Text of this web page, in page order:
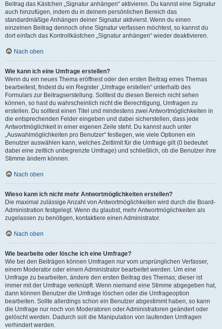
Beitrag das Kästchen „Signatur anhängen“ aktivieren. Du kannst eine Signatur
auch hinzufügen, indem du in deinem persönlichen Bereich das
standardmäßige Anhängen deiner Signatur aktivierst. Wenn du einen
einzelnen Beitrag dennoch ohne Signatur verfassen möchtest, so kannst du
dort einfach das Kontrollkästchen „Signatur anhängen“ wieder deaktivieren.
Nach oben
Wie kann ich eine Umfrage erstellen?
Wenn du ein neues Thema eröffnest oder den ersten Beitrag eines Themas
bearbeitest, findest du ein Register „Umfrage erstellen“ unterhalb des
Formulars zur Beitragserstellung. Solltest du diesen Bereich nicht sehen
können, so hast du wahrscheinlich nicht die Berechtigung, Umfragen zu
erstellen. Du solltest einen Titel und mindestens zwei Antwortmöglichkeiten in
die entsprechenden Felder eingeben und dabei sicherstellen, dass jede
Antwortmöglichkeit in einer eigenen Zeile steht. Du kannst auch unter
„Auswahlmöglichkeiten pro Benutzer“ festlegen, wie viele Optionen ein
Benutzer auswählen kann, welches Zeitlimit für die Umfrage gilt (0 bedeutet
dabei eine zeitlich unbegrenzte Umfrage) und schließlich, ob die Benutzer ihre
Stimme ändern können.
Nach oben
Wieso kann ich nicht mehr Antwortmöglichkeiten erstellen?
Die maximal zulässige Anzahl von Antwortmöglichkeiten wird durch die Board-
Administration festgelegt. Wenn du glaubst, mehr Antwortmöglichkeiten als
zugelassen zu benötigen, kontaktiere einen Administrator.
Nach oben
Wie bearbeite oder lösche ich eine Umfrage?
Wie bei den Beiträgen können Umfragen nur vom ursprünglichen Verfasser,
einem Moderator oder einem Administrator bearbeitet werden. Um eine
Umfrage zu bearbeiten, ändere den ersten Beitrag des Themas; dieser ist
immer mit der Umfrage verknüpft. Wenn niemand eine Stimme abgegeben hat,
dann können Benutzer die Umfrage löschen oder die Umfrageoption
bearbeiten. Sollte allerdings schon ein Benutzer abgestimmt haben, so kann
die Umfrage nur noch von Moderatoren oder Administratoren geändert oder
gelöscht werden. Dadurch soll die Manipulation von laufenden Umfragen
verhindert werden.